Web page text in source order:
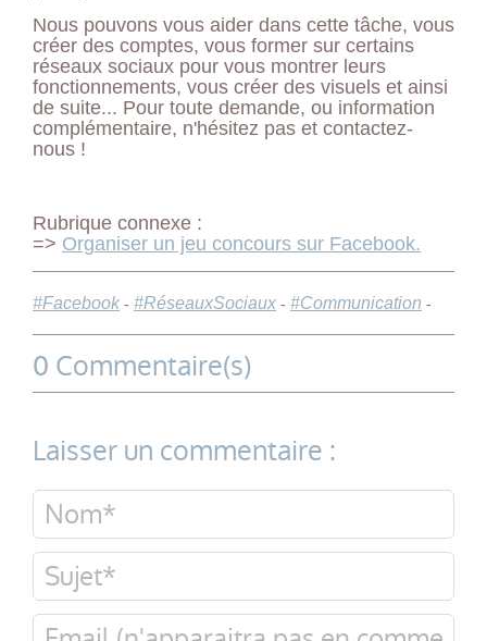
Nous pouvons vous aider dans cette tâche, vous
créer des comptes, vous former sur certains
réseaux sociaux pour vous montrer leurs
fonctionnements, vous créer des visuels et ainsi
de suite... Pour toute demande, ou information
complémentaire, n'hésitez pas et contactez-
nous !
Rubrique connexe :
=> Organiser un jeu concours sur Facebook.
#Facebook - #RéseauxSociaux - #Communication -
0 Commentaire(s)
Laisser un commentaire :